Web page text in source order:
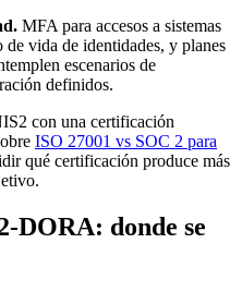
MFA para accesos a sistemas
vida de identidades, y planes
escenarios de
definidos.
con una certificación
ISO 27001 vs SOC 2 para
qué certificación produce más
DORA: donde se